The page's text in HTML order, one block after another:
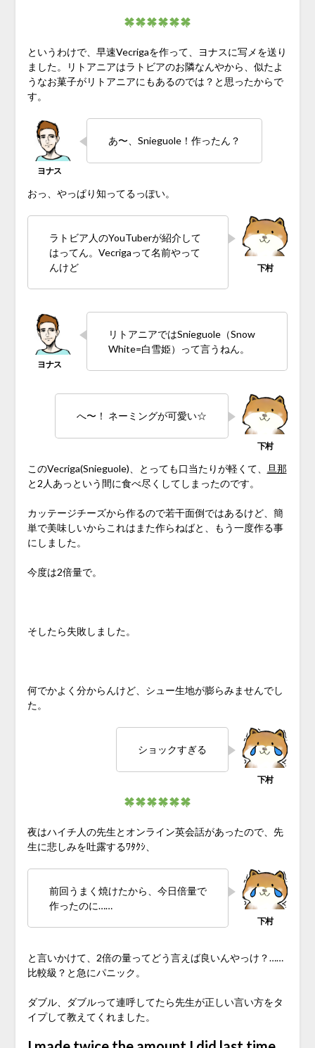
というわけで、早速Vecrigaを作って、ヨナスに写メを送り
ました。リトアニアはラトビアのお隣なんやから、似たよ
うなお菓子がリトアニアにもあるのでは？と思ったからで
す。
あ〜、Snieguole！作ったん？
おっ、やっぱり知ってるっぽい。
ラトビア人のYouTuberが紹介して
はってん。Vecrigaって名前やって
んけど
リトアニアではSnieguole（Snow
White=白雪姫）って言うねん。
へ〜！ ネーミングが可愛い☆
このVecriga(Snieguole)、とっても口当たりが軽くて、
旦那
と2人あっという間に食べ尽くしてしまったのです。
カッテージチーズから作るので若干面倒ではあるけど、簡
単で美味しいからこれはまた作らねばと、もう一度作る事
にしました。
今度は2倍量で。
そしたら失敗しました。
何でかよく分からんけど、シュー生地が膨らみませんでし
た。
ショックすぎる
夜はハイチ人の先生とオンライン英会話があったので、先
生に悲しみを吐露するﾜﾀｸｼ、
前回うまく焼けたから、今日倍量で
作ったのに……
と言いかけて、2倍の量ってどう言えば良いんやっけ？……
比較級？と急にパニック。
ダブル、ダブルって連呼してたら先生が正しい言い方をタ
イプして教えてくれました。